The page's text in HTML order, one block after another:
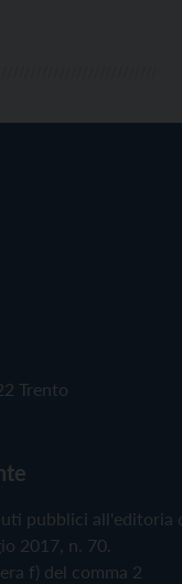
Trento
pubblici all'editoria
2017, n. 70.
f) del comma 2